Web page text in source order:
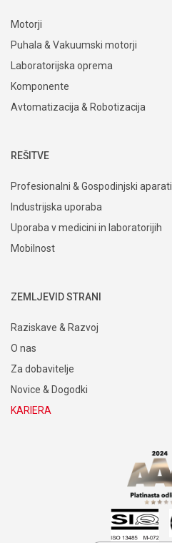
Motorji
Puhala & Vakuumski motorji
Laboratorijska oprema
Komponente
Avtomatizacija & Robotizacija
REŠITVE
Profesionalni & Gospodinjski aparati
Industrijska uporaba
Uporaba v medicini in laboratorijih
Mobilnost
ZEMLJEVID STRANI
Raziskave & Razvoj
O nas
Za dobavitelje
Novice & Dogodki
KARIERA